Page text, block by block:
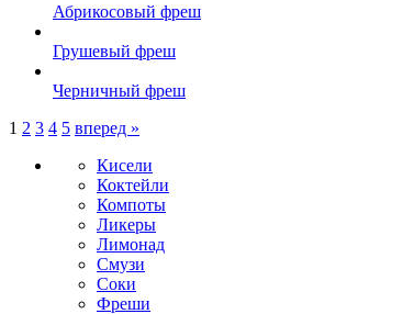
Абрикосовый фреш
Грушевый фреш
Черничный фреш
1 2 3 4 5 вперед »
Кисели
Коктейли
Компоты
Ликеры
Лимонад
Смузи
Соки
Фреши